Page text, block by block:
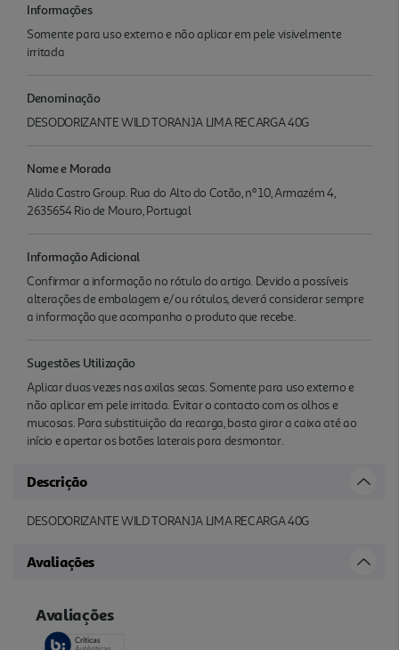
Informações
Somente para uso externo e não aplicar em pele visivelmente
irritada
Denominação
DESODORIZANTE WILD TORANJA LIMA RECARGA 40G
Nome e Morada
Alida Castro Group. Rua do Alto do Cotão, nº 10, Armazém 4,
2635654 Rio de Mouro, Portugal
Informação Adicional
Confirmar a informação no rótulo do artigo. Devido a possíveis
alterações de embalagem e/ou rótulos, deverá considerar sempre
a informação que acompanha o produto que recebe.
Sugestões Utilização
Aplicar duas vezes nas axilas secas. Somente para uso externo e
não aplicar em pele irritada. Evitar o contacto com os olhos e
mucosas. Para substituição da recarga, basta girar a caixa até ao
início e apertar os botões laterais para desmontar.
Descrição
DESODORIZANTE WILD TORANJA LIMA RECARGA 40G
Avaliações